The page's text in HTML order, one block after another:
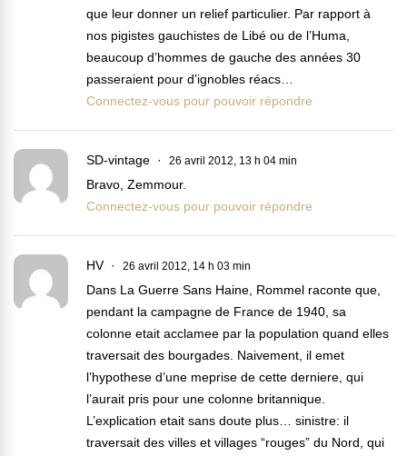
que leur donner un relief particulier. Par rapport à
nos pigistes gauchistes de Libé ou de l’Huma,
beaucoup d’hommes de gauche des années 30
passeraient pour d’ignobles réacs…
Connectez-vous pour pouvoir répondre
SD-vintage 26 avril 2012, 13 h 04 min
Bravo, Zemmour.
Connectez-vous pour pouvoir répondre
HV 26 avril 2012, 14 h 03 min
Dans La Guerre Sans Haine, Rommel raconte que,
pendant la campagne de France de 1940, sa
colonne etait acclamee par la population quand elles
traversait des bourgades. Naivement, il emet
l’hypothese d’une meprise de cette derniere, qui
l’aurait pris pour une colonne britannique.
L’explication etait sans doute plus… sinistre: il
traversait des villes et villages “rouges” du Nord, qui